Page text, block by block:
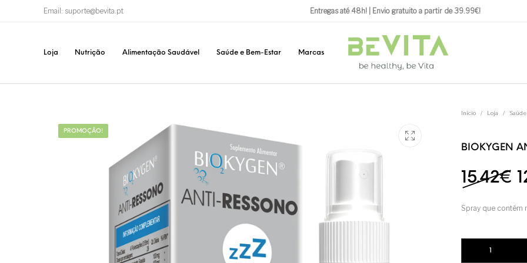
Email: suporte@bevita.pt Entregas até 48h! | Envio gratuito a partir de 39.99€!
Loja Nutrição Alimentação Saudável Saúde e Bem-Estar Marcas
PROMOÇÃO!
Início / Loja /
BIOKYGEN
15.42€
Spray que contém